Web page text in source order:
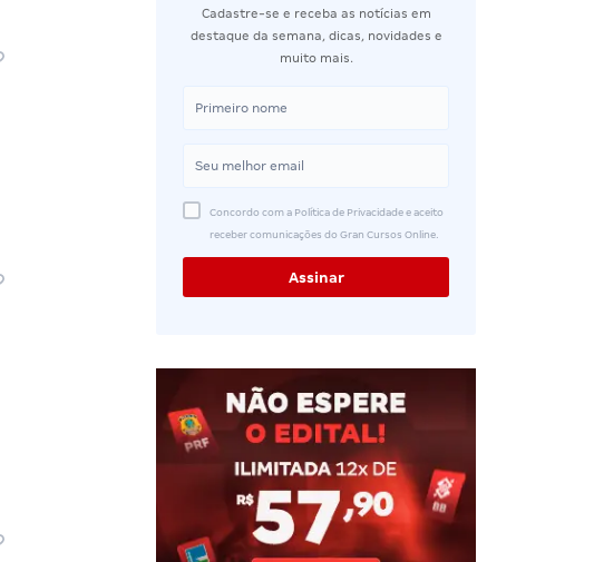
Cadastre-se e receba as notícias em
destaque da semana, dicas, novidades e
muito mais.
Concordo com a Política de Privacidade e aceito
receber comunicações do Gran Cursos Online.